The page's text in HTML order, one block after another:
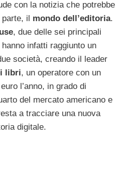
con la notizia che potrebbe
il mondo dell’editoria.
, due delle sei principali
infatti raggiunto un
società, creando il leader
libri, un operatore con un
l’anno, in grado di
del mercato americano e
a tracciare una nuova
digitale.